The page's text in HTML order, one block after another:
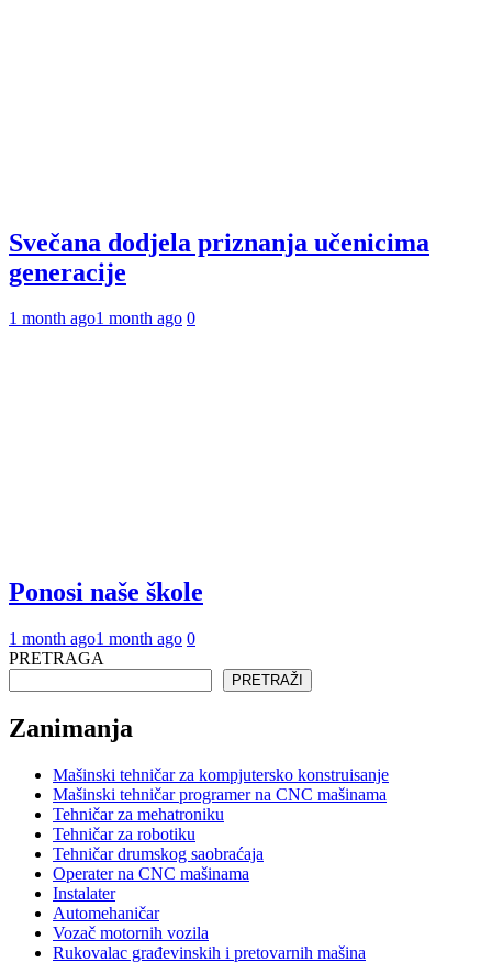
Svečana dodjela priznanja učenicima
generacije
1 month ago1 month ago 0
Ponosi naše škole
1 month ago1 month ago 0
PRETRAGA
PRETRAŽI
Zanimanja
Mašinski tehničar za kompjutersko konstruisanje
Mašinski tehničar programer na CNC mašinama
Tehničar za mehatroniku
Tehničar za robotiku
Tehničar drumskog saobraćaja
Operater na CNC mašinama
Instalater
Automehaničar
Vozač motornih vozila
Rukovalac građevinskih i pretovarnih mašina